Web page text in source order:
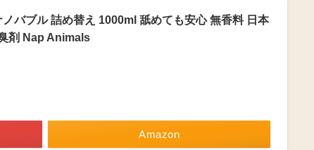
ノバブル 詰め替え 1000ml 舐めても安心 無香料 日本
剤 Nap Animals
Amazon